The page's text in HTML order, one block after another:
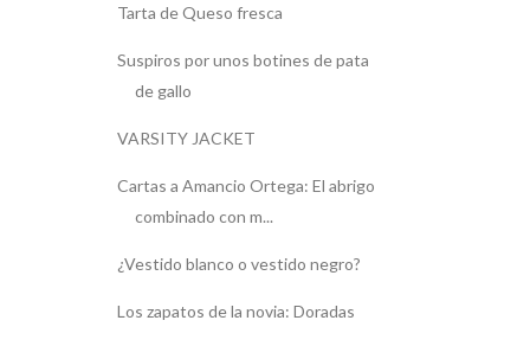
Tarta de Queso fresca
Suspiros por unos botines de pata
de gallo
VARSITY JACKET
Cartas a Amancio Ortega: El abrigo
combinado con m...
¿Vestido blanco o vestido negro?
Los zapatos de la novia: Doradas